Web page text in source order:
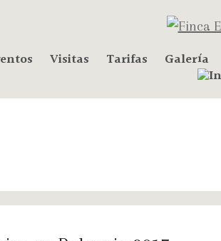
Visitas Tarifas Galería